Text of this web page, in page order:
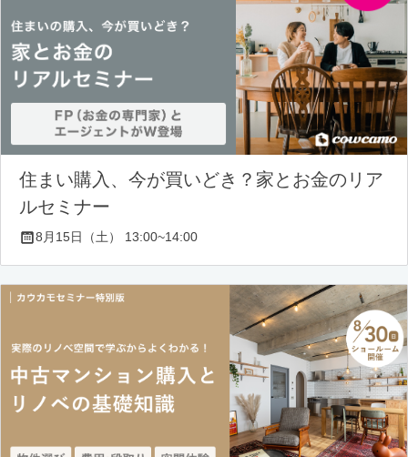
住まい購入、今が買いどき？家とお金のリア
ルセミナー
8月15日（土） 13:00~14:00